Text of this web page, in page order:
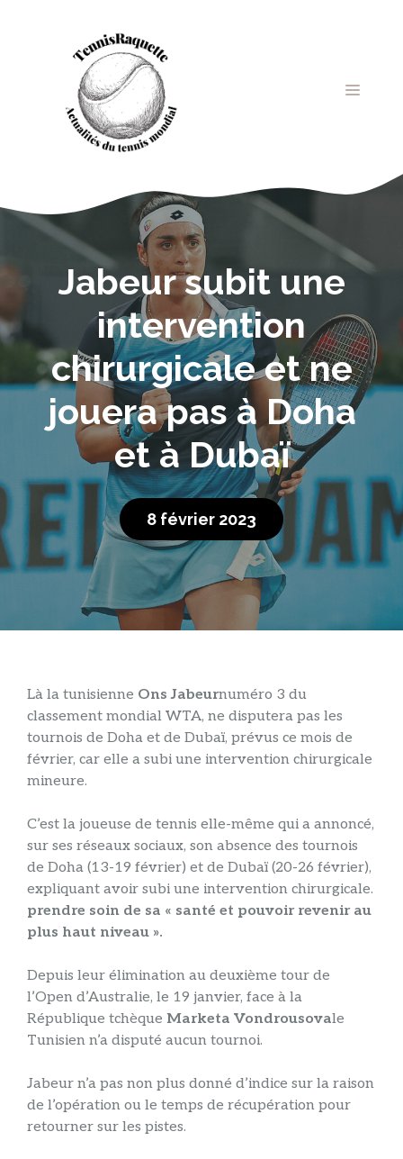
MENU
Jabeur subit une
intervention
chirurgicale et ne
jouera pas à Doha
et à Dubaï
8 février 2023
Là la tunisienne Ons Jabeurnuméro 3 du
classement mondial WTA, ne disputera pas les
tournois de Doha et de Dubaï, prévus ce mois de
février, car elle a subi une intervention chirurgicale
mineure.
C’est la joueuse de tennis elle-même qui a annoncé,
sur ses réseaux sociaux, son absence des tournois
de Doha (13-19 février) et de Dubaï (20-26 février),
expliquant avoir subi une intervention chirurgicale.
prendre soin de sa « santé et pouvoir revenir au
plus haut niveau ».
Depuis leur élimination au deuxième tour de
l’Open d’Australie, le 19 janvier, face à la
République tchèque Marketa Vondrousovale
Tunisien n’a disputé aucun tournoi.
Jabeur n’a pas non plus donné d’indice sur la raison
de l’opération ou le temps de récupération pour
retourner sur les pistes.